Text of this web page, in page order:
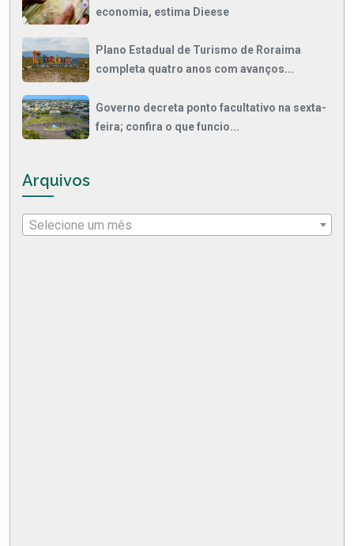
economia, estima Dieese
Plano Estadual de Turismo de Roraima
completa quatro anos com avanços...
Governo decreta ponto facultativo na sexta-
feira; confira o que funcio...
Arquivos
Selecione um mês